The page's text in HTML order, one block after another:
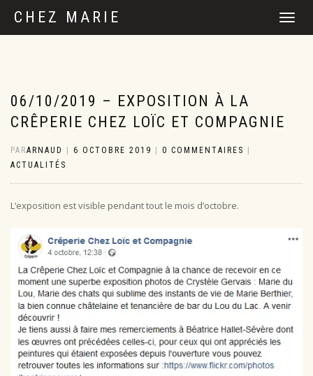
CHEZ MARIE
DÉPLIER
06/10/2019 – EXPOSITION À LA
CRÊPERIE CHEZ LOÏC ET COMPAGNIE
PARARNAUD 6 OCTOBRE 2019 0 COMMENTAIRES
ACTUALITÉS
L’exposition est visible pendant tout le mois d’octobre.